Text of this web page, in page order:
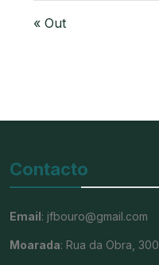
« Out
Contacto
Email: jfbouro@gmail.com
Moarada: Rua da Obra, 300